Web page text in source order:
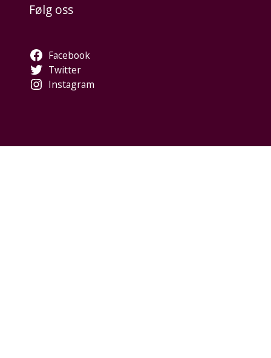
Følg oss
Facebook
Twitter
Instagram